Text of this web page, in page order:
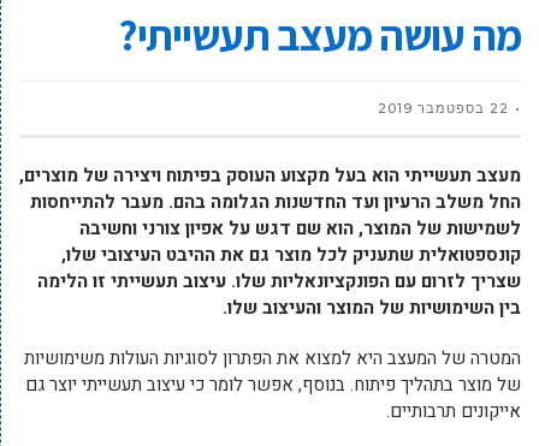
מה עושה מעצב תעשייתי?
22 בספטמבר 2019
מעצב תעשייתי הוא בעל מקצוע העוסק בפיתוח ויצירה של מוצרים,
החל משלב הרעיון ועד החדשנות הגלומה בהם. מעבר להתייחסות
לשמישות של המוצר, הוא שם דגש על אפיון צורני וחשיבה
קונספטואלית שתעניק לכל מוצר גם את ההיבט העיצובי שלו,
שצריך לזרום עם הפונקציונאליות שלו. עיצוב תעשייתי זו הלימה
בין השימושיות של המוצר והעיצוב שלו.
המטרה של המעצב היא למצוא את הפתרון לסוגיות העולות משימושיות
של מוצר בתהליך פיתוח. בנוסף, אפשר לומר כי עיצוב תעשייתי יוצר גם
אייקונים תרבותיים.